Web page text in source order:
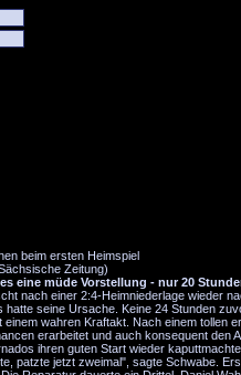
beim ersten Heimspiel
Zeitung)
eine müde Vorstellung - nur 20
nach einer 2:4-Heimniederlage wieder
hatte seine Ursache. Keine 24 Stunden
einem wahren Kraftakt. Nach einem
erarbeitet und auch konsequent
ihren guten Start wieder
patzte jetzt zweimal", sagte Schwabe.